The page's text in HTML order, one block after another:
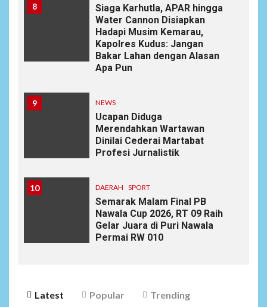
8
Siaga Karhutla, APAR hingga
Water Cannon Disiapkan
Hadapi Musim Kemarau,
Kapolres Kudus: Jangan
Bakar Lahan dengan Alasan
Apa Pun
9 NEWS
Ucapan Diduga
Merendahkan Wartawan
Dinilai Cederai Martabat
Profesi Jurnalistik
10 DAERAH SPORT
Semarak Malam Final PB
Nawala Cup 2026, RT 09 Raih
Gelar Juara di Puri Nawala
Permai RW 010
Latest Popular Trending